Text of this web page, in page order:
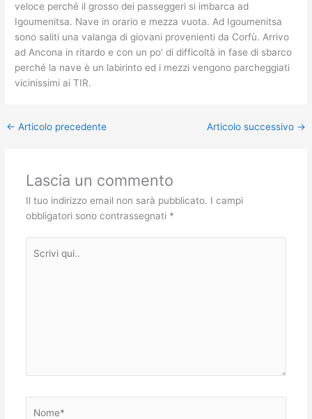
veloce perché il grosso dei passeggeri si imbarca ad
Igoumenitsa. Nave in orario e mezza vuota. Ad Igoumenitsa
sono saliti una valanga di giovani provenienti da Corfù. Arrivo
ad Ancona in ritardo e con un po’ di difficoltà in fase di sbarco
perché la nave è un labirinto ed i mezzi vengono parcheggiati
vicinissimi ai TIR.
← Articolo precedente Articolo successivo →
Lascia un commento
Il tuo indirizzo email non sarà pubblicato. I campi
obbligatori sono contrassegnati *
qui..